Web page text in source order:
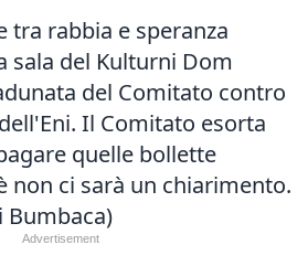
tra rabbia e speranza
sala del Kulturni Dom
del Comitato contro
Il Comitato esorta
quelle bollette
non ci sarà un chiarimento.
Bumbaca)